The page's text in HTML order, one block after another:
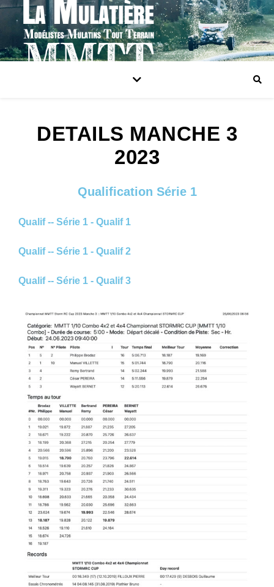
DETAILS MANCHE 3
2023​
Qualification Série 1
Qualif -- Série 1 - Qualif 1
Qualif -- Série 1 - Qualif 2
Qualif -- Série 1 - Qualif 3